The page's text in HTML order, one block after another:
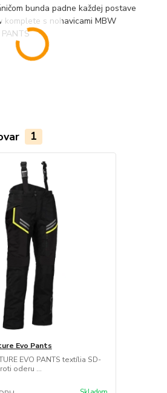
bunda padne každej postave
komplete s nohavicami MBW
1
Evo Pants
EVO PANTS textília SD-
oderu ...